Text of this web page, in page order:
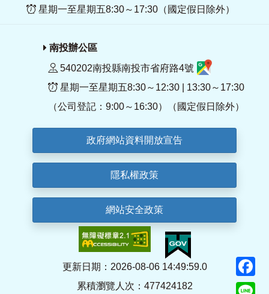
星期一至星期五8:30～17:30（國定假日除外）
南投辦公區
540202南投縣南投市省府路4號
星期一至星期五8:30～12:30 | 13:30～17:30
（公司登記：9:00～16:30）（國定假日除外）
政府網站資料開放宣告
隱私權政策
網站安全政策
更新日期：2026-08-06 14:49:59.0
累積瀏覽人次：477424182